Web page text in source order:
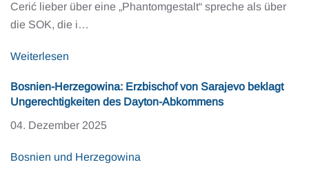
Cerić lieber über eine „Phantomgestalt“ spreche als über
die SOK, die i…
Weiterlesen
Bosnien-Herzegowina: Erzbischof von Sarajevo beklagt
Ungerechtigkeiten des Dayton-Abkommens
04. Dezember 2025
Bosnien und Herzegowina